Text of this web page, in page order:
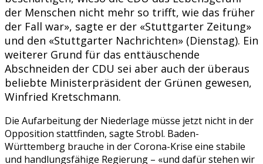
der Menschen nicht mehr so trifft, wie das früher
der Fall war», sagte er der «Stuttgarter Zeitung»
und den «Stuttgarter Nachrichten» (Dienstag). Ein
weiterer Grund für das enttäuschende
Abschneiden der CDU sei aber auch der überaus
beliebte Ministerpräsident der Grünen gewesen,
Winfried Kretschmann.
Die Aufarbeitung der Niederlage müsse jetzt nicht in der
Opposition stattfinden, sagte Strobl. Baden-
Württemberg brauche in der Corona-Krise eine stabile
und handlungsfähige Regierung – «und dafür stehen wir